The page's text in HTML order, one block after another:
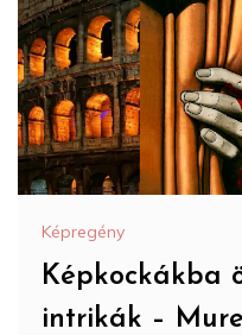
Képregény
Képkockákba
intrikák –